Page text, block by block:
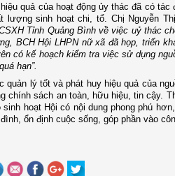
quả của hoạt động ủy thác đã có
lượng sinh hoạt chi, tổ. Chị Nguyễn
Tỉnh Quảng Bình về việc uỷ thác
BCH Hội LHPN nữ xã đã họp, triển
có kế hoạch kiểm tra việc sử dụng
hạn”.
quản lý tốt và phát huy hiệu quả của
chính sách an toàn, hữu hiệu, tin cậy.
sinh hoạt Hội có nội dung phong phú
ổn định cuộc sống, góp phần vào